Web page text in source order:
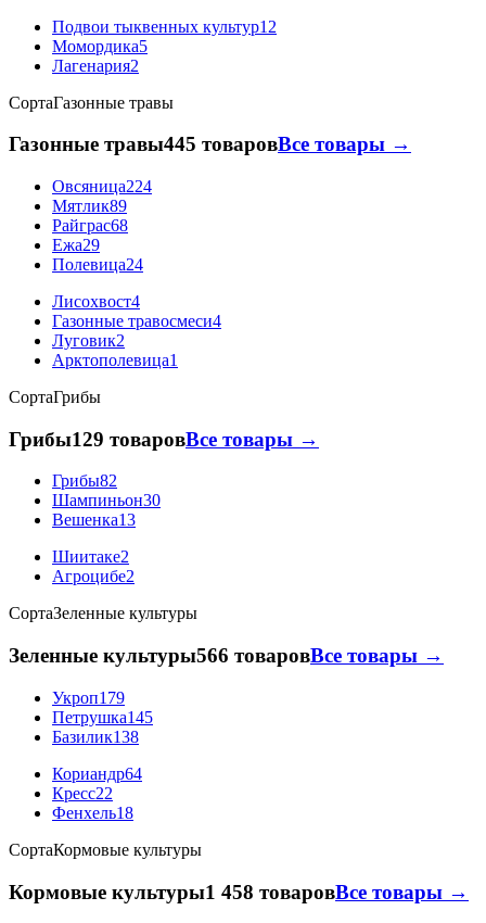
Подвои тыквенных культур12
Момордика5
Лагенария2
СортаГазонные травы
Газонные травы445 товаровВсе товары →
Овсяница224
Мятлик89
Райграс68
Ежа29
Полевица24
Лисохвост4
Газонные травосмеси4
Луговик2
Арктополевица1
СортаГрибы
Грибы129 товаровВсе товары →
Грибы82
Шампиньон30
Вешенка13
Шиитаке2
Агроцибе2
СортаЗеленные культуры
Зеленные культуры566 товаровВсе товары →
Укроп179
Петрушка145
Базилик138
Кориандр64
Кресс22
Фенхель18
СортаКормовые культуры
Кормовые культуры1 458 товаровВсе товары →